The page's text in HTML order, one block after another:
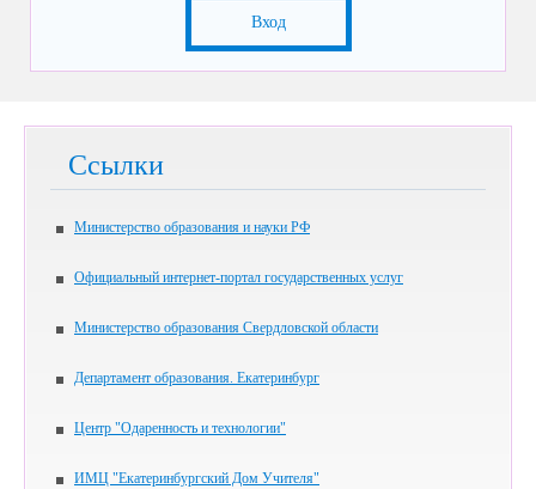
Вход
Ссылки
Министерство образования и науки РФ
Официальный интернет-портал государственных услуг
Министерство образования Свердловской области
Департамент образования. Екатеринбург
Центр "Одаренность и технологии"
ИМЦ "Екатеринбургский Дом Учителя"